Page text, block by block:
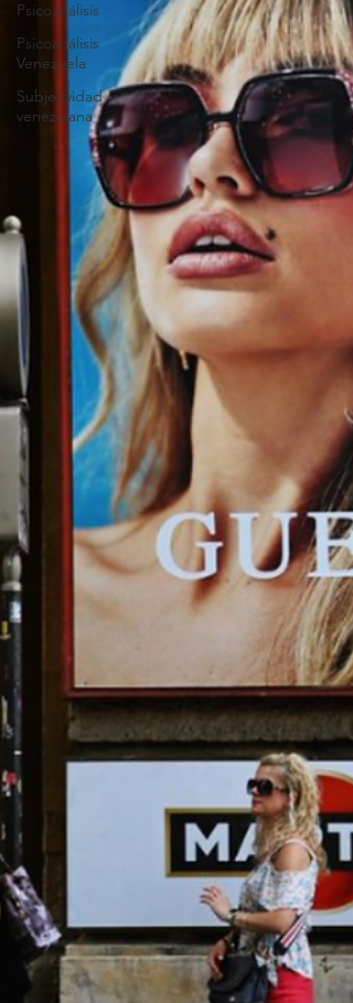
Psicoanálisis
Psicoanálisis
Venezuela
Subjetividad
venezolana